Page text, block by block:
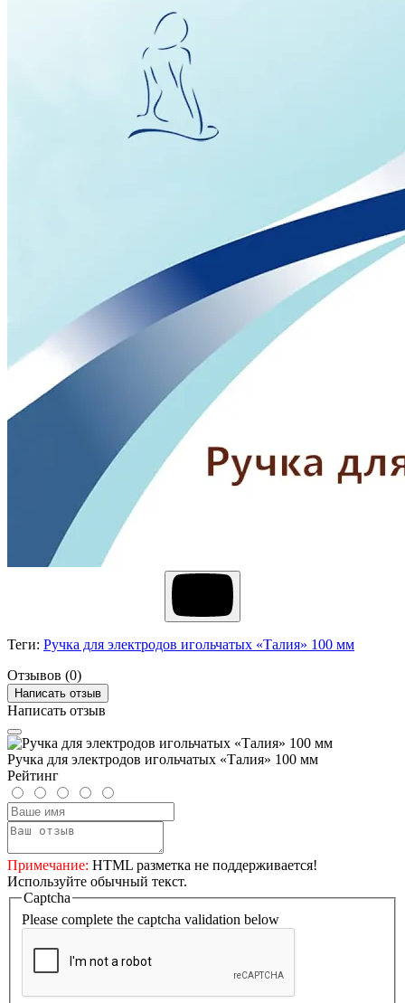
Теги: Ручка для электродов игольчатых «Талия» 100 мм
Отзывов (0)
Написать отзыв
Написать отзыв
Ручка для электродов игольчатых «Талия» 100 мм
Рейтинг
Примечание: HTML разметка не поддерживается!
Используйте обычный текст.
Captcha
Please complete the captcha validation below